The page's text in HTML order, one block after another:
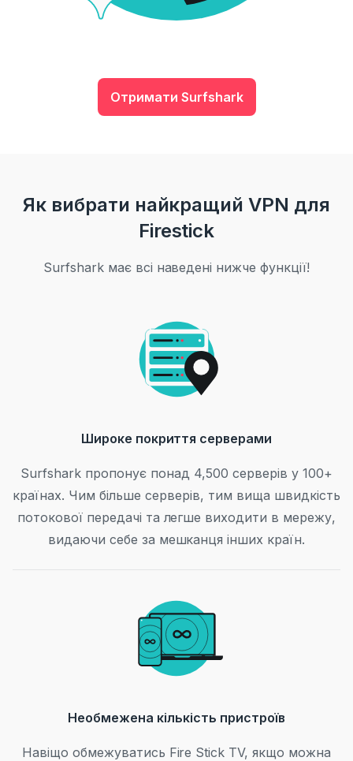
Отримати Surfshark
Як вибрати найкращий VPN для
Firestick
Surfshark має всі наведені нижче функції!
Широке покриття серверами
Surfshark пропонує понад 4,500 серверів у 100+
країнах. Чим більше серверів, тим вища швидкість
потокової передачі та легше виходити в мережу,
видаючи себе за мешканця інших країн.
Необмежена кількість пристроїв
Навіщо обмежуватись Fire Stick TV, якщо можна